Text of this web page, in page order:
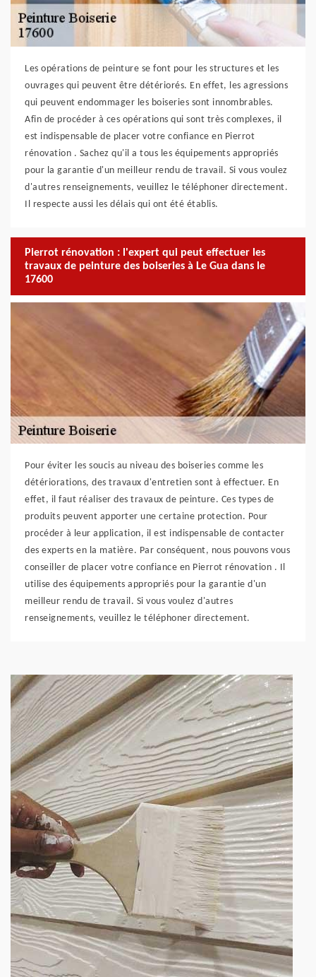
Les opérations de peinture se font pour les structures et les
ouvrages qui peuvent être détériorés. En effet, les agressions
qui peuvent endommager les boiseries sont innombrables.
Afin de procéder à ces opérations qui sont très complexes, il
est indispensable de placer votre confiance en Pierrot
rénovation . Sachez qu'il a tous les équipements appropriés
pour la garantie d'un meilleur rendu de travail. Si vous voulez
d'autres renseignements, veuillez le téléphoner directement.
Il respecte aussi les délais qui ont été établis.
Pierrot rénovation : l'expert qui peut effectuer les
travaux de peinture des boiseries à Le Gua dans le
17600
Pour éviter les soucis au niveau des boiseries comme les
détériorations, des travaux d'entretien sont à effectuer. En
effet, il faut réaliser des travaux de peinture. Ces types de
produits peuvent apporter une certaine protection. Pour
procéder à leur application, il est indispensable de contacter
des experts en la matière. Par conséquent, nous pouvons vous
conseiller de placer votre confiance en Pierrot rénovation . Il
utilise des équipements appropriés pour la garantie d'un
meilleur rendu de travail. Si vous voulez d'autres
renseignements, veuillez le téléphoner directement.